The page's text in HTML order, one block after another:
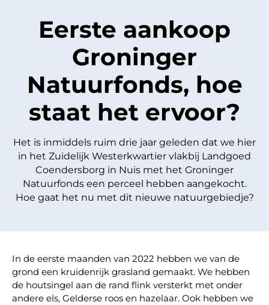
Eerste aankoop
Groninger
Natuurfonds, hoe
staat het ervoor?
Het is inmiddels ruim drie jaar geleden dat we hier
in het Zuidelijk Westerkwartier vlakbij Landgoed
Coendersborg in Nuis met het Groninger
Natuurfonds een perceel hebben aangekocht.
Hoe gaat het nu met dit nieuwe natuurgebiedje?
In de eerste maanden van 2022 hebben we van de
grond een kruidenrijk grasland gemaakt. We hebben
de houtsingel aan de rand flink versterkt met onder
andere els, Gelderse roos en hazelaar. Ook hebben we